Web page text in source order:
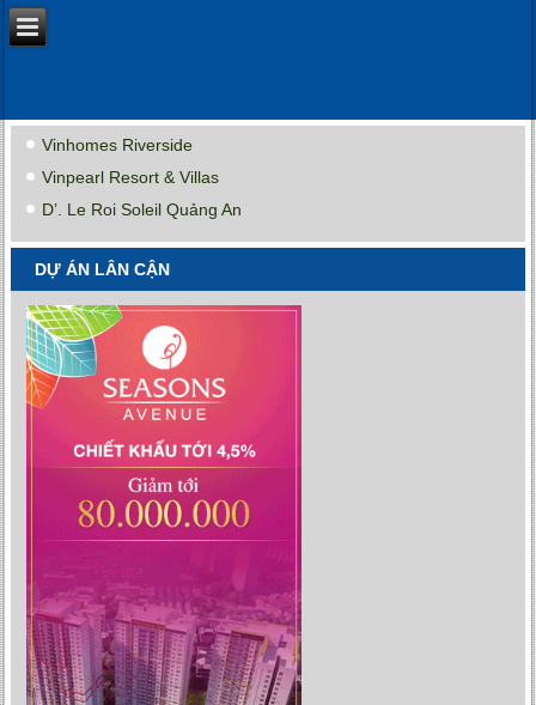
Vinhomes Riverside
Vinpearl Resort & Villas
D’. Le Roi Soleil Quảng An
DỰ ÁN LÂN CẬN